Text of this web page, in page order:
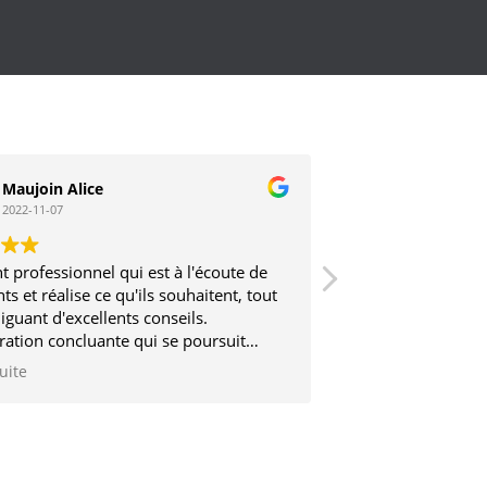
Maujoin Alice
2022-11-07
professionnel qui est à l'écoute de
et réalise ce qu'ils souhaitent, tout
d'excellents conseils.
concluante qui se poursuit